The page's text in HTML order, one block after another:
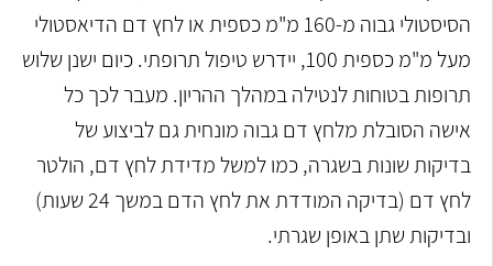
הסיסטולי גבוה מ-160 מ"מ כספית או לחץ דם הדיאסטולי
מעל מ"מ כספית 100, יידרש טיפול תרופתי. כיום ישנן שלוש
תרופות בטוחות לנטילה במהלך ההריון. מעבר לכך כל
אישה הסובלת מלחץ דם גבוה מונחית גם לביצוע של
בדיקות שונות בשגרה, כמו למשל מדידת לחץ דם, הולטר
לחץ דם (בדיקה המודדת את לחץ הדם במשך 24 שעות)
ובדיקות שתן באופן שגרתי.